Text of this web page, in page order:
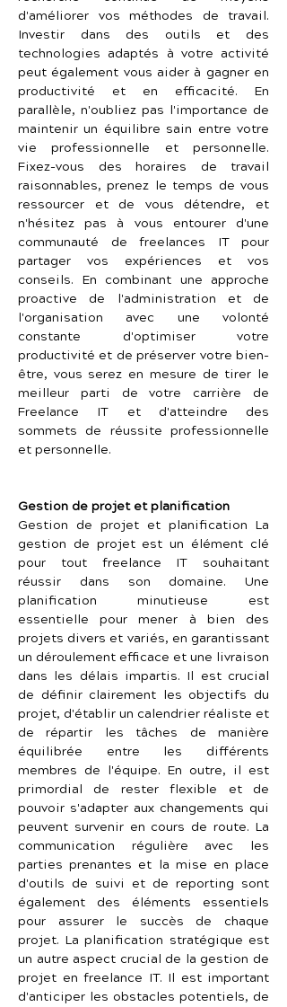
d'améliorer vos méthodes de travail.
Investir dans des outils et des
technologies adaptés à votre activité
peut également vous aider à gagner en
productivité et en efficacité. En
parallèle, n'oubliez pas l'importance de
maintenir un équilibre sain entre votre
vie professionnelle et personnelle.
Fixez-vous des horaires de travail
raisonnables, prenez le temps de vous
ressourcer et de vous détendre, et
n'hésitez pas à vous entourer d'une
communauté de freelances IT pour
partager vos expériences et vos
conseils. En combinant une approche
proactive de l'administration et de
l'organisation avec une volonté
constante d'optimiser votre
productivité et de préserver votre bien-
être, vous serez en mesure de tirer le
meilleur parti de votre carrière de
Freelance IT et d'atteindre des
sommets de réussite professionnelle
et personnelle.
Gestion de projet et planification
Gestion de projet et planification La
gestion de projet est un élément clé
pour tout freelance IT souhaitant
réussir dans son domaine. Une
planification minutieuse est
essentielle pour mener à bien des
projets divers et variés, en garantissant
un déroulement efficace et une livraison
dans les délais impartis. Il est crucial
de définir clairement les objectifs du
projet, d'établir un calendrier réaliste et
de répartir les tâches de manière
équilibrée entre les différents
membres de l'équipe. En outre, il est
primordial de rester flexible et de
pouvoir s'adapter aux changements qui
peuvent survenir en cours de route. La
communication régulière avec les
parties prenantes et la mise en place
d'outils de suivi et de reporting sont
également des éléments essentiels
pour assurer le succès de chaque
projet. La planification stratégique est
un autre aspect crucial de la gestion de
projet en freelance IT. Il est important
d'anticiper les obstacles potentiels, de